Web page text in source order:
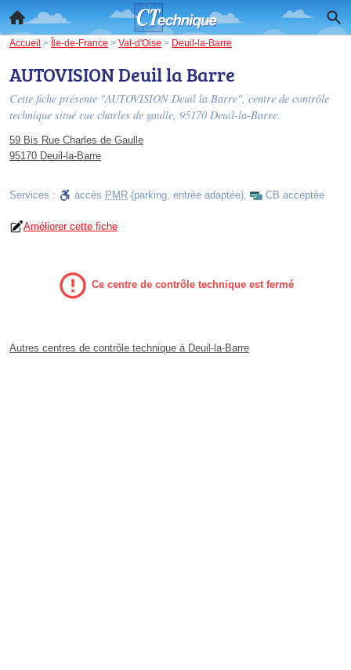
Accueil > Île-de-France > Val-d'Oise > Deuil-la-Barre
AUTOVISION Deuil la Barre
Cette fiche présente "AUTOVISION Deuil la Barre", centre de contrôle
technique situé rue charles de gaulle, 95170 Deuil-la-Barre.
59 Bis Rue Charles de Gaulle
95170 Deuil-la-Barre
Services : accès PMR (parking, entrée adaptée), CB acceptée
Améliorer cette fiche
Ce centre de contrôle technique est fermé
Autres centres de contrôle technique à Deuil-la-Barre